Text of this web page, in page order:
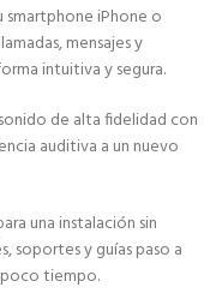
iPhone o
mensajes y
intuitiva y segura.
de alta fidelidad con
auditiva a un nuevo
una instalación sin
soportes y guías paso a
tiempo.